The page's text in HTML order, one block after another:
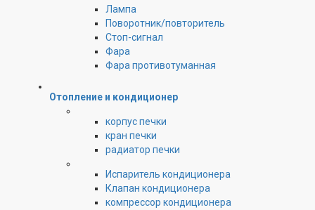
Лампа
Поворотник/повторитель
Стоп-сигнал
Фара
Фара противотуманная
Отопление и кондиционер
корпус печки
кран печки
радиатор печки
Испаритель кондиционера
Клапан кондиционера
компрессор кондиционера